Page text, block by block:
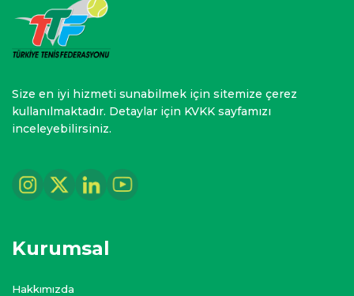
Size en iyi hizmeti sunabilmek için sitemize çerez
kullanılmaktadır. Detaylar için KVKK sayfamızı
inceleyebilirsiniz.
Kurumsal
Hakkımızda